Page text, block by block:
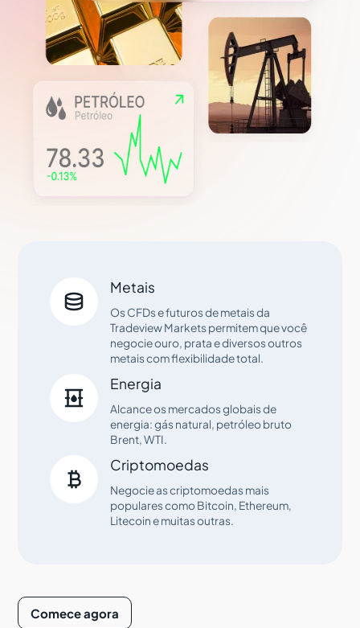
 Metais
Os CFDs e futuros de metais da
Tradeview Markets permitem que você
negocie ouro, prata e diversos outros
metais com flexibilidade total.
 Energia
Alcance os mercados globais de
energia: gás natural, petróleo bruto
Brent, WTI.
 Criptomoedas
Negocie as criptomoedas mais
populares como Bitcoin, Ethereum,
Litecoin e muitas outras.
Comece agora